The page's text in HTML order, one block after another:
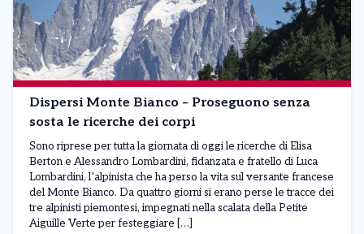
Dispersi Monte Bianco – Proseguono senza
sosta le ricerche dei corpi
Sono riprese per tutta la giornata di oggi le ricerche di Elisa
Berton e Alessandro Lombardini, fidanzata e fratello di Luca
Lombardini, l’alpinista che ha perso la vita sul versante francese
del Monte Bianco. Da quattro giorni si erano perse le tracce dei
tre alpinisti piemontesi, impegnati nella scalata della Petite
Aiguille Verte per festeggiare […]